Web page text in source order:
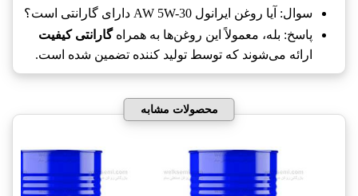
سوال: آیا روغن ایرانول AW 5W-30 دارای گارانتی است؟
پاسخ: بله، معمولاً این روغن‌ها به همراهگارانتی کیفیت
ارائه می‌شوند که توسط تولید کننده تضمین شده است.
محصولات مشابه